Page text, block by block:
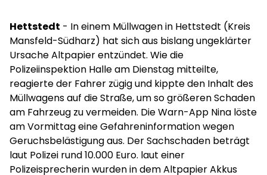
Hettstedt - In einem Müllwagen in Hettstedt (Kreis
Mansfeld-Südharz) hat sich aus bislang ungeklärter
Ursache Altpapier entzündet. Wie die
Polizeiinspektion Halle am Dienstag mitteilte,
reagierte der Fahrer zügig und kippte den Inhalt des
Müllwagens auf die Straße, um so größeren Schaden
am Fahrzeug zu vermeiden. Die Warn-App Nina löste
am Vormittag eine Gefahreninformation wegen
Geruchsbelästigung aus. Der Sachschaden beträgt
laut Polizei rund 10.000 Euro. laut einer
Polizeisprecherin wurden in dem Altpapier Akkus